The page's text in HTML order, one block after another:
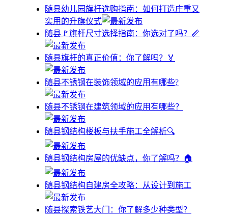
随县幼儿园旗杆选购指南：如何打造庄重又
实用的升旗仪式
随县🚩旗杆尺寸选择指南：你选对了吗？📏
随县旗杆的真正价值：你了解吗？🏅
随县不锈钢在装饰领域的应用有哪些?
随县不锈钢在建筑领域的应用有哪些？
随县钢结构楼板与扶手施工全解析🔍
随县钢结构房屋的优缺点，你了解吗？🏠
随县钢结构自建房全攻略：从设计到施工
随县探索铁艺大门：你了解多少种类型？